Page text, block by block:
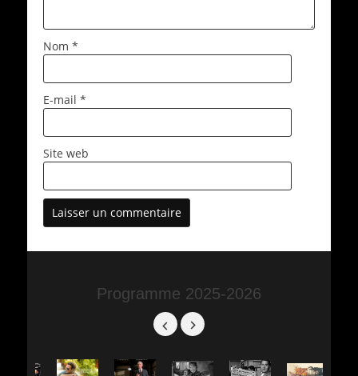
Nom *
E-mail *
Site web
Programme 2025-2026